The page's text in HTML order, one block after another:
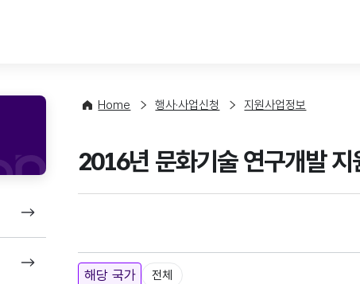
Home 행사·사업신청 지원사업정보
2016년 문화기술 연구개발
해당 국가 전체